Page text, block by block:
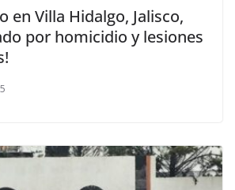
en Villa Hidalgo, Jalisco,
por homicidio y lesiones